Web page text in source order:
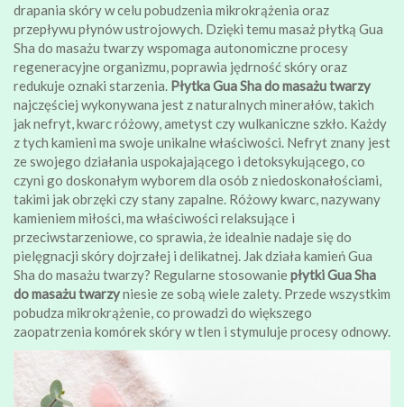
drapania skóry w celu pobudzenia mikrokrążenia oraz
przepływu płynów ustrojowych. Dzięki temu masaż płytką Gua
Sha do masażu twarzy wspomaga autonomiczne procesy
regeneracyjne organizmu, poprawia jędrność skóry oraz
redukuje oznaki starzenia. Płytka Gua Sha do masażu twarzy
najczęściej wykonywana jest z naturalnych minerałów, takich
jak nefryt, kwarc różowy, ametyst czy wulkaniczne szkło. Każdy
z tych kamieni ma swoje unikalne właściwości. Nefryt znany jest
ze swojego działania uspokajającego i detoksykującego, co
czyni go doskonałym wyborem dla osób z niedoskonałościami,
takimi jak obrzęki czy stany zapalne. Różowy kwarc, nazywany
kamieniem miłości, ma właściwości relaksujące i
przeciwstarzeniowe, co sprawia, że idealnie nadaje się do
pielęgnacji skóry dojrzałej i delikatnej. Jak działa kamień Gua
Sha do masażu twarzy? Regularne stosowaniepłytki Gua Sha
do masażu twarzyniesie ze sobą wiele zalety. Przede wszystkim
pobudza mikrokrążenie, co prowadzi do większego
zaopatrzenia komórek skóry w tlen i stymuluje procesy odnowy.